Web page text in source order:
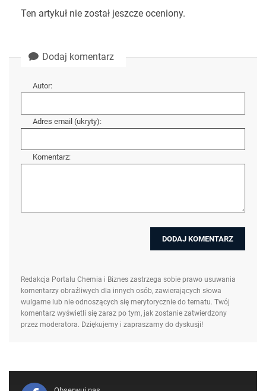
Ten artykuł nie został jeszcze oceniony.
Dodaj komentarz
Autor:
Adres email (ukryty):
Komentarz:
Redakcja Portalu Chemia i Biznes zastrzega sobie prawo usuwania
komentarzy obraźliwych dla innych osób, zawierających słowa
wulgarne lub nie odnoszących się merytorycznie do tematu. Twój
komentarz wyświetli się zaraz po tym, jak zostanie zatwierdzony
przez moderatora. Dziękujemy i zapraszamy do dyskusji!